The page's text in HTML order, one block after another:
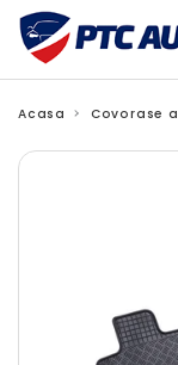
Acasa Covorase